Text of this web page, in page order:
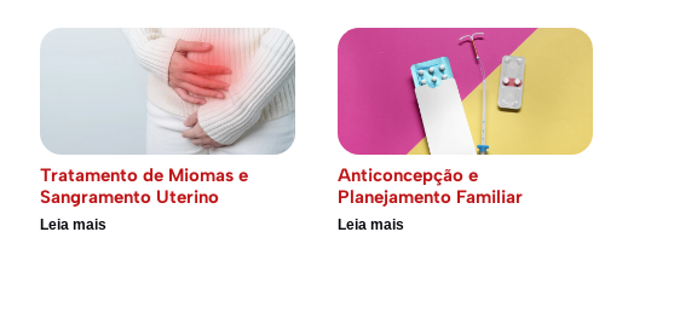
Tratamento de Miomas e
Sangramento Uterino
Leia mais
Anticoncepção e
Planejamento Familiar
Leia mais